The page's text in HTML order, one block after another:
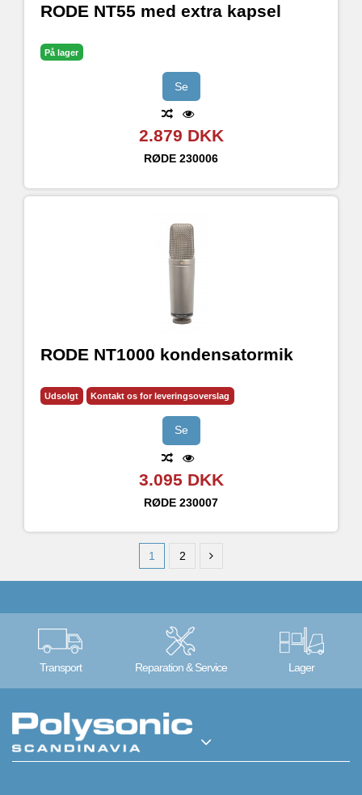
RODE NT55 med extra kapsel
På lager
Se
2.879 DKK
RØDE 230006
RODE NT1000 kondensatormik
Udsolgt Kontakt os for leveringsoverslag
Se
3.095 DKK
RØDE 230007
1 2
Transport Reparation & Service Lager